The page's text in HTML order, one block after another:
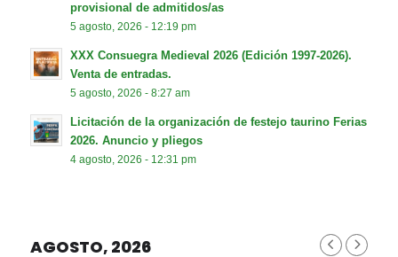
provisional de admitidos/as
5 agosto, 2026 - 12:19 pm
XXX Consuegra Medieval 2026 (Edición 1997-2026).
Venta de entradas.
5 agosto, 2026 - 8:27 am
Licitación de la organización de festejo taurino Ferias
2026. Anuncio y pliegos
4 agosto, 2026 - 12:31 pm
AGOSTO, 2026